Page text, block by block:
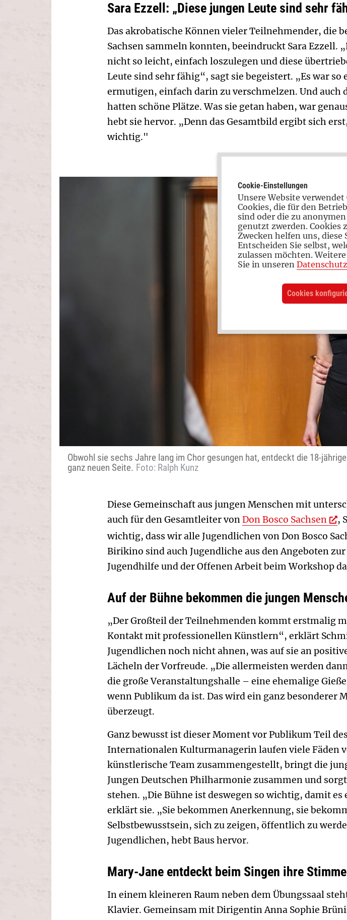
Sara Ezzell: „Diese jungen Leute sind sehr
Das akrobatische Können vieler Teilnehmender, die
Sachsen sammeln konnten, beeindruckt Sara
nicht so leicht, einfach loszulegen und diese
Leute sind sehr fähig“, sagt sie begeistert. „Es war
ermutigen, einfach darin zu verschmelzen. Und
hatten schöne Plätze. Was sie getan haben, war
hebt sie hervor. „Denn das Gesamtbild ergibt sich
wichtig."
Obwohl sie sechs Jahre lang im Chor gesungen hat, entdeckt die 18-
ganz neuen Seite. Foto: Ralph Kunz
Diese Gemeinschaft aus jungen Menschen mit
auch für den Gesamtleiter vonDon Bosco Sachsen
,
wichtig, dass wir alle Jugendlichen von Don Bosco
Birikino sind auch Jugendliche aus den Angeboten
Jugendhilfe und der Offenen Arbeit beim Workshop
Auf der Bühne bekommen die jungen
„Der Großteil der Teilnehmenden kommt erstmalig
Kontakt mit professionellen Künstlern“, erklärt
Jugendlichen noch nicht ahnen, was auf sie an
Lächeln der Vorfreude. „Die allermeisten werden
die große Veranstaltungshalle – eine ehemalige
wenn Publikum da ist. Das wird ein ganz besonderer
überzeugt.
Ganz bewusst ist dieser Moment vor Publikum Teil
Internationalen Kulturmanagerin laufen viele Fäden
künstlerische Team zusammengestellt, bringt die
Jungen Deutschen Philharmonie zusammen und
stehen. „Die Bühne ist deswegen so wichtig, damit
erklärt sie. „Sie bekommen Anerkennung, sie
Selbstbewusstsein, sich zu zeigen, öffentlich zu
Jugendlichen, hebt Baus hervor.
Mary-Jane entdeckt beim Singen ihre
In einem kleineren Raum neben dem Übungssaal
Klavier. Gemeinsam mit Dirigentin Anna Sophie
Cookie-Einstellungen
Unsere Website verwendet
Cookies, die für den
sind oder die zu
genutzt zwerden. Cookies
Zwecken helfen uns, diese
Entscheiden Sie selbst,
zulassen möchten.
Sie in unseren
Cookies